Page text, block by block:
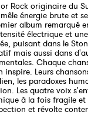
Rock originaire du
mêle énergie brute et
album remarqué
électrique et
puisant dans le
mais aussi dans
Chaque
inspire. Leurs
les paradoxes
Les quatre voix
à la fois fragile et
et révolte